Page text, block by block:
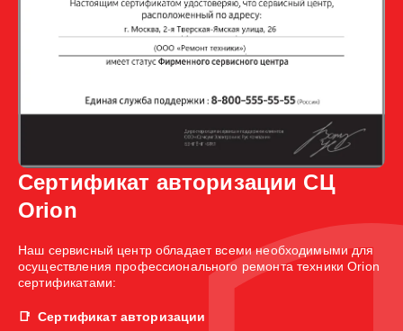
Сертификат авторизации СЦ
Orion
Наш сервисный центр обладает всеми необходимыми для
осуществления профессионального ремонта техники Orion
сертификатами:
Сертификат авторизации